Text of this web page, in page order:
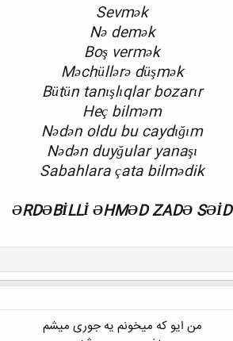
Sevmək
Nə demək
Boş vermək
Məchüllərə düşmək
Bütün tanışlıqlar bozarır
Heç bilməm
Nədən oldu bu caydığım
Nədən duyğular yanaşı
Sabahlara çata bilmədik
ƏRDƏBİLLİ ƏHMƏD ZADƏ SƏİD
من ایو که میخونم یه جوری میشم